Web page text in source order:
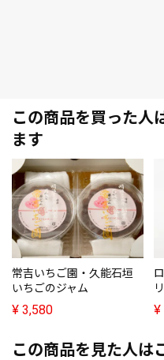
この商品を買った人
ます
常吉いちご園・久能石垣
いちごのジャム
¥ 3,580 ¥
この商品を見た人は